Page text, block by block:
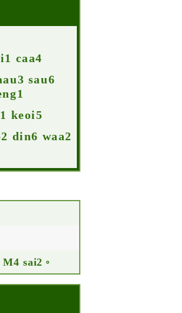
caa4
sau6
keoi5
din6 waa2
sai2。